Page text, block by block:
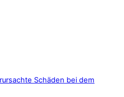
Schäden bei dem